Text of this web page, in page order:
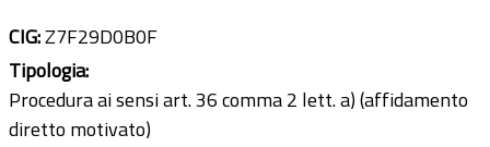
CIG:Z7F29D0B0F
Tipologia:
Procedura ai sensi art. 36 comma 2 lett. a) (affidamento
diretto motivato)